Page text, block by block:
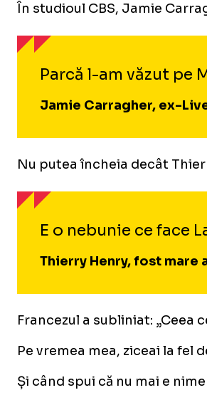
În studioul CBS, Jamie
Parcă l-am văzut pe
Jamie Carragher, ex-
Nu putea încheia decât
E o nebunie ce face
Thierry Henry, fost mare
Francezul a subliniat: „Ceea
Pe vremea mea, ziceai la fel
Și când spui că nu mai e